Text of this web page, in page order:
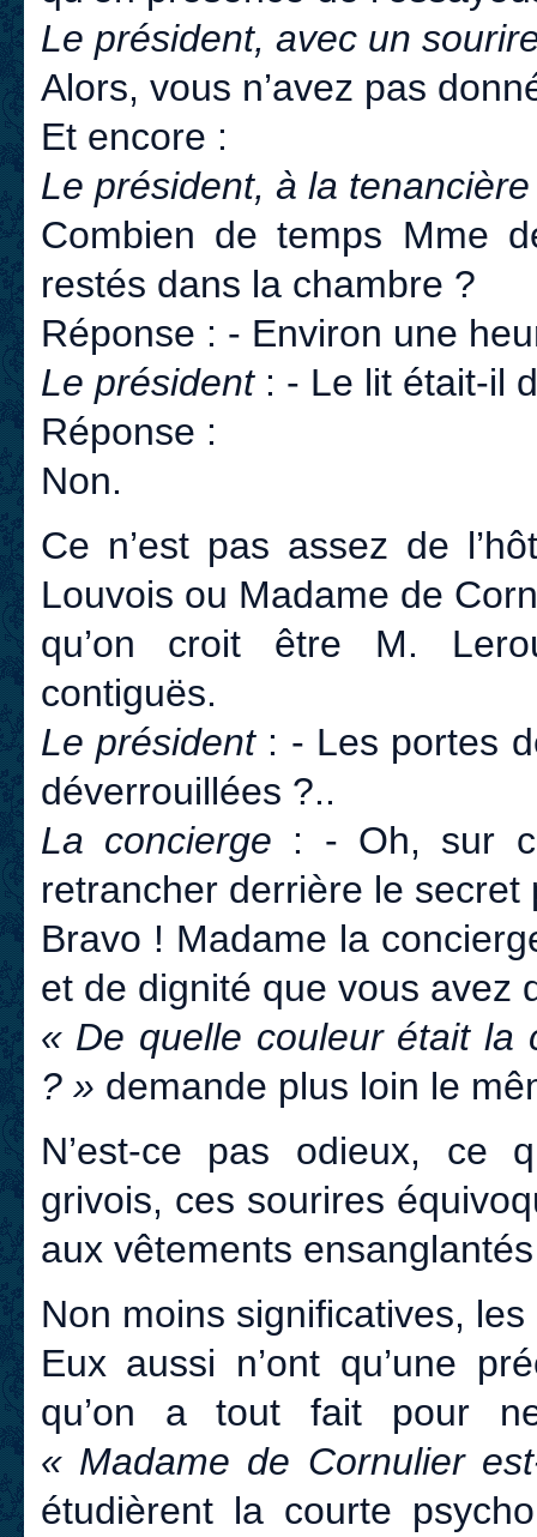
Le président, avec un
Alors, vous n’avez pas
Et encore :
Le président, à la
Combien de temps Mme
restés dans la chambre ?
Réponse : - Environ une
Le président: - Le lit était-il
Réponse :
Non.
Ce n’est pas assez de
Louvois ou Madame de
qu’on croit être M.
contiguës.
Le président: - Les portes
déverrouillées ?..
La concierge : - Oh, sur
retrancher derrière le secret
Bravo ! Madame la
et de dignité que vous avez
« De quelle couleur était la
? » demande plus loin le
N’est-ce pas odieux, ce
grivois, ces sourires
aux vêtements
Non moins significatives,
Eux aussi n’ont qu’une
qu’on a tout fait pour
« Madame de Cornulier
étudièrent la courte